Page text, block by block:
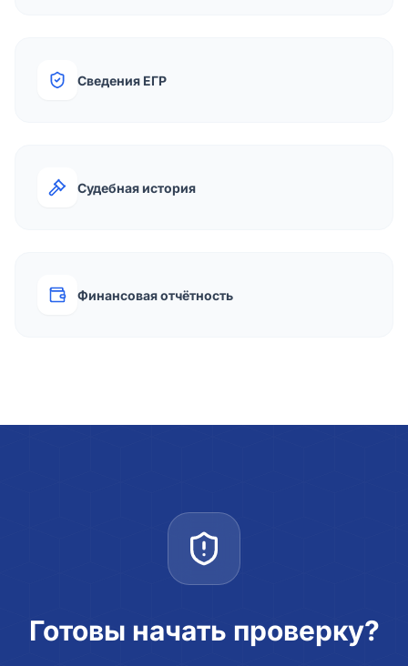
Сведения ЕГР
Судебная история
Финансовая отчётность
Готовы начать проверку?